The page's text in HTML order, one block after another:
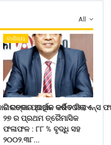
All
ଟଙ୍କା ପ୍ରଦାନ କରିବ ରିଲାଏନ୍ସ
ବାଣିଜ୍ୟ
ନାଲକୋର ଆର୍ଥିକ ବର୍ଷ ୨୦୨୬ –
୨୭ ର ପ୍ରଥମ ତ୍ରୈମାସିକ
ଫଳାଫଳ : ୮୮ % ବୃଦ୍ଧି ସହ
୨୦୦୨.୩୮…